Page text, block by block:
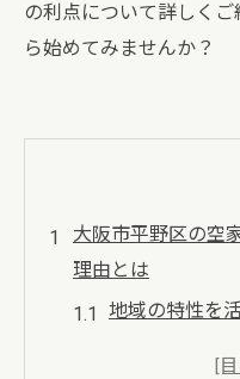
の利点について詳しく
ら始めてみませんか？
大阪市平野区の空
理由とは
地域の特性を
空家問題の背